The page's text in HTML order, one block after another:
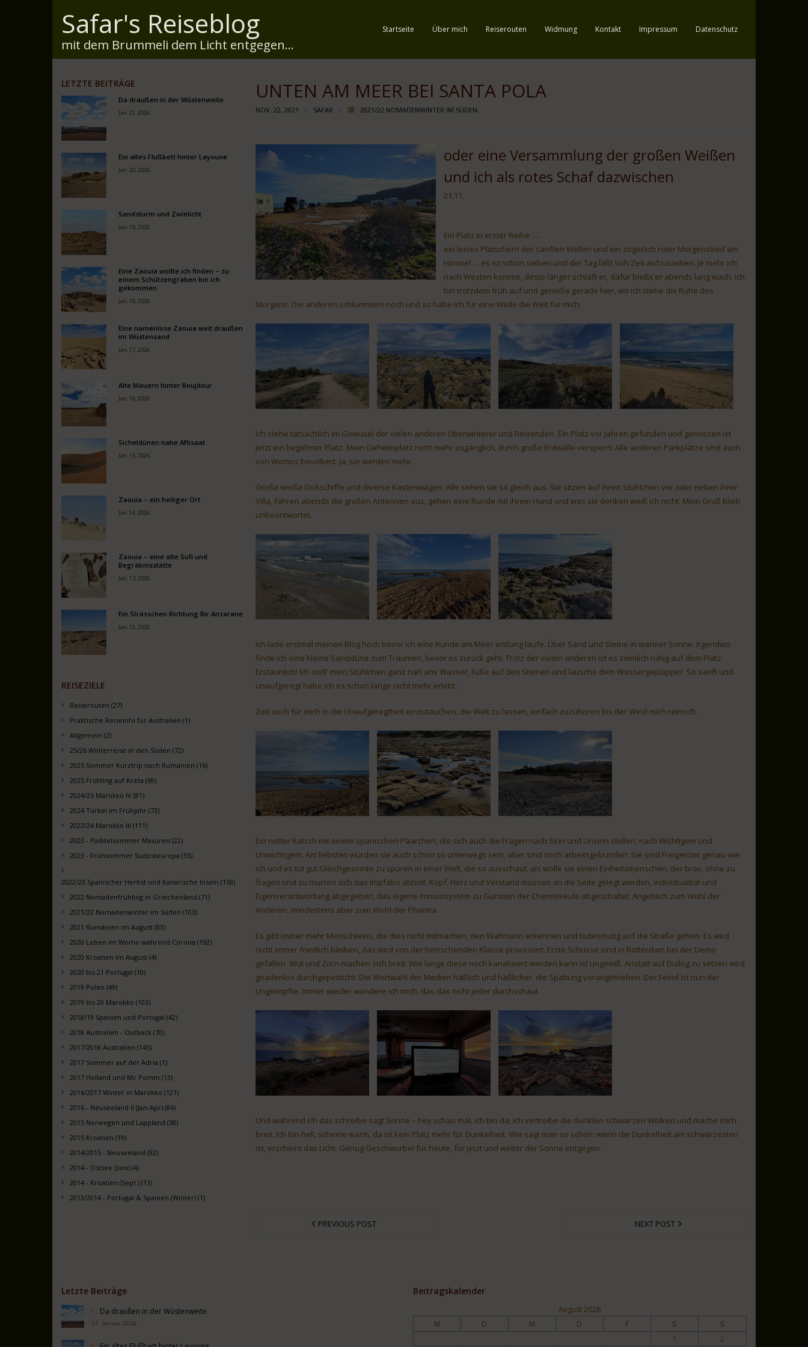
Safar's Reiseblog
mit dem Brummeli dem Licht entgegen...
Startseite Über mich Reiserouten Widmung Kontakt Impressum Datenschutz
UNTEN AM MEER BEI SANTA POLA
NOV. 22, 2021 SAFAR 2021/22 NOMADENWINTER IM SÜDEN
oder eine Versammlung der großen Weißen
und ich als rotes Schaf dazwischen
21.11.
Ein Platz in erster Reihe ….
ein leises Plätschern der sanften Wellen und ein zögerlich roter Morgenstreif am
Himmel … es ist schon sieben und der Tag läßt sich Zeit aufzustehen. Je mehr ich
nach Westen komme, desto länger schläft er, dafür bleibt er abends lang wach. Ich
bin trotzdem früh auf und genieße gerade hier, wo ich stehe die Ruhe des
Morgens. Die anderen schlummern noch und so habe ich für eine Weile die Welt für mich.
Ich stehe tatsächlich im Gewusel der vielen anderen Überwinterer und Reisenden. Ein Platz vor Jahren gefunden und genossen ist
jetzt ein begehrter Platz. Mein Geheimplatz nicht mehr zugänglich, durch große Erdwälle versperrt. Alle anderen Parkplätze sind auch
von Womos bevölkert. Ja, sie werden mehr.
Große weiße Dickschiffe und diverse Kastenwägen. Alle sehen sie so gleich aus. Sie sitzen auf ihren Stühlchen vor oder neben ihrer
Villa, fahren abends die großen Antennen aus, gehen eine Runde mit ihrem Hund und was sie denken weiß ich nicht. Mein Gruß blieb
unbeantwortet.
Ich lade erstmal meinen Blog hoch bevor ich eine Runde am Meer entlang laufe. Über Sand und Steine in warmer Sonne. Irgendwo
finde ich eine kleine Sanddüne zum Träumen, bevor es zurück geht. Trotz der vielen anderen ist es ziemlich ruhig auf dem Platz.
Erstaunlich! Ich stell‘ mein Stühlchen ganz nah ans Wasser, Füße auf den Steinen und lausche dem Wassergeplapper. So sanft und
unaufgeregt habe ich es schon lange nicht mehr erlebt.
Zeit auch für mich in die Unaufgeregtheit einzutauchen, die Welt zu lassen, einfach zuzuhören bis der Wind mich reinruft.
Ein netter Ratsch mit einem spanischen Päarchen, die sich auch die Fragen nach Sinn und Unsinn stellen, nach Wichtigem und
Unwichtigem. Am liebsten würden sie auch schon so unterwegs sein, aber sind noch arbeitsgebunden. Sie sind Freigeister genau wie
ich und es tut gut Gleichgesinnte zu spüren in einer Welt, die so ausschaut, als wolle sie einen Einheitsmenschen, der brav, ohne zu
fragen und zu murren sich das Impfabo abholt. Kopf, Herz und Verstand müssen an die Seite gelegt werden, Individualität und
Eigenverantwortung abgegeben, das eigene Immunsystem zu Gunsten der Chemiekeule abgeschaltet. Angeblich zum Wohl der
Anderen, mindestens aber zum Wohl der Pharma.
Es gibt immer mehr Menschleins, die dies nicht mitmachen, den Wahnsinn erkennen und todesmutig auf die Straße gehen. Es wird
nicht immer friedlich bleiben, das wird von der herrschenden Klasse provoziert. Erste Schüsse sind in Rotterdam bei der Demo
gefallen. Wut und Zorn machen sich breit. Wie lange diese noch kanalisiert werden kann ist ungewiß. Anstatt auf Dialog zu setzen wird
gnadenlos durchgepeitscht. Die Wortwahl der Medien häßlich und häßlicher, die Spaltung vorangetrieben. Der Feind ist nun der
Ungeimpfte. Immer wieder wundere ich mich, das das nicht jeder durchschaut.
Und während ich das schreibe sagt Sonne – hey schau mal, ich bin da, ich vertreibe die dunklen schwarzen Wolken und mache mich
breit. Ich bin hell, scheine warm, da ist kein Platz mehr für Dunkelheit. Wie sagt man so schön: wenn die Dunkelheit am schwärzesten
ist, erscheint das Licht. Genug Geschwurbel für heute, für jetzt und weiter der Sonne entgegen.
PREVIOUS POST NEXT POST
LETZTE BEITRÄGE
Da draußen in der Wüstenweite
Jan. 21, 2026
Ein altes Flußbett hinter Layoune
Jan. 20, 2026
Sandsturm und Zwielicht
Jan. 19, 2026
Eine Zaouia wollte ich finden – zu
einem Schützengraben bin ich
gekommen
Jan. 18, 2026
Eine namenlose Zaouia weit draußen
im Wüstensand
Jan. 17, 2026
Alte Mauern hinter Boujdour
Jan. 16, 2026
Sicheldünen nahe Aftisaat
Jan. 15, 2026
Zaouia – ein heiliger Ort
Jan. 14, 2026
Zaouia – eine alte Sufi und
Begräbnisstätte
Jan. 13, 2026
Ein Strässchen Richtung Bir Anzarane
Jan. 12, 2026
REISEZIELE
Reiserouten (27)
Praktische Reiseinfo für Australien (1)
Allgemein (2)
25/26 Winterreise in den Süden (72)
2025 Sommer Kurztrip nach Rumänien (16)
2025 Frühling auf Kreta (69)
2024/25 Marokko IV (81)
2024 Türkei im Frühjahr (73)
2023/24 Marokko III (111)
2023 - Paddelsommer Masuren (22)
2023 - Frühsommer Südosteuropa (55)
2022/23 Spanischer Herbst und Kanarische Inseln (159)
2022 Nomadenfrühling in Griechenland (71)
2021/22 Nomadenwinter im Süden (103)
2021 Rumänien im August (83)
2020 Leben im Womo während Corona (192)
2020 Kroatien im August (4)
2020 bis 21 Portugal (10)
2019 Polen (49)
2019 bis 20 Marokko (103)
2018/19 Spanien und Portugal (42)
2018 Australien - Outback (70)
2017/2018 Australien (145)
2017 Sommer auf der Adria (1)
2017 Holland und Mc Pomm (13)
2016/2017 Winter in Marokko (121)
2016 - Neuseeland II (Jan-Apr) (84)
2015 Norwegen und Lappland (38)
2015 Kroatien (19)
2014/2015 - Neuseeland (92)
2014 - Ostsee (Juni) (4)
2014 - Kroatien (Sept.) (13)
2013/2014 - Portugal & Spanien (Winter) (1)
Letzte Beiträge
Da draußen in der Wüstenweite
21. Januar 2026
Beitragskalender
August 2026
M D M D F S S
1
2